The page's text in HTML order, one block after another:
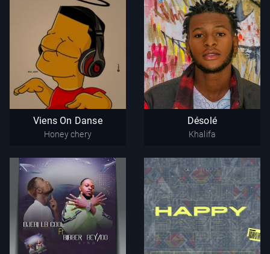
Viens On Danse
Honey chery
Viens On Danse
Honey chery
Désolé
Khalifa
Désolé
Khalifa